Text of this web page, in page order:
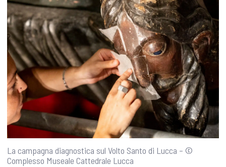
La campagna diagnostica sul Volto Santo di Lucca – ©
Complesso Museale Cattedrale Lucca